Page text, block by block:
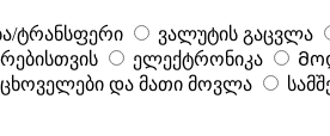
ტრანსფერი ვალუტის გაცვლა
ელექტრონიკა
ცხოველები და მათი მოვლა